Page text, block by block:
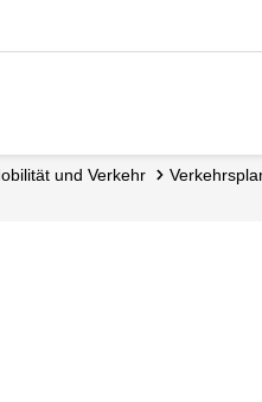
Mobilität und Verkehr